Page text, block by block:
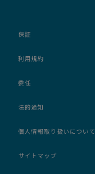
保証
利用規約
委任
法的通知
個人情報取り扱いについて
サイトマップ